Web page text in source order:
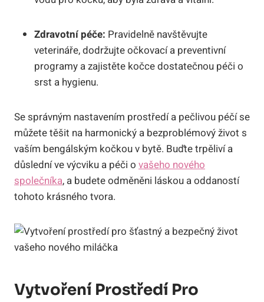
Zdravotní péče: Pravidelně navštěvujte
veterináře, ‍dodržujte ⁤očkovací a preventivní
‌programy a zajistěte kočce dostatečnou péči ‍o
srst ⁢a hygienu.
Se správným nastavením prostředí a pečlivou ⁣péčí se
můžete těšit na harmonický a bezproblémový život s
vaším bengálským kočkou v bytě. ⁢Buďte trpěliví a
důslední ve výcviku⁣ a⁣ péči o ‍ vašeho nového
společníka, a ‌budete odměněni láskou ‍a oddaností​
tohoto⁣ krásného ⁣tvora.
Vytvoření Prostředí ⁤pro